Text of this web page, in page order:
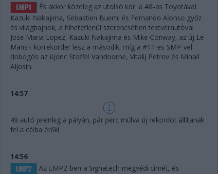
És akkor közeleg az utolsó kör: a #8-as Toyotával
Kazuki Nakajima, Sebastien Buemi és Fernando Alonso győz
és világbajnok, a hihetetlenül szerencsétlen testvérautóval
Jose Maria Lopez, Kazuki Nakajima és Mike Conway, az új Le
Mans-i körrekorder lesz a második, míg a #11-es SMP-vel
dobogós az újonc Stoffel Vandoorne, Vitalij Petrov és Mihail
Aljosin.
14:57
49 autó jelenleg a pályán, pár perc múlva új rekordot állítanak
fel a célba érők!
14:56
Az LMP2-ben a Signatech megvédi címét, és